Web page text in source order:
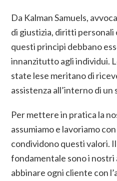
Da Kalman Samuels,
di giustizia, diritti personali
questi principi debbano
innanzitutto agli individui.
state lese meritano di
assistenza all’interno di
Per mettere in pratica la
assumiamo e lavoriamo
condividono questi valori.
fondamentale sono i nostri
abbinare ogni cliente con